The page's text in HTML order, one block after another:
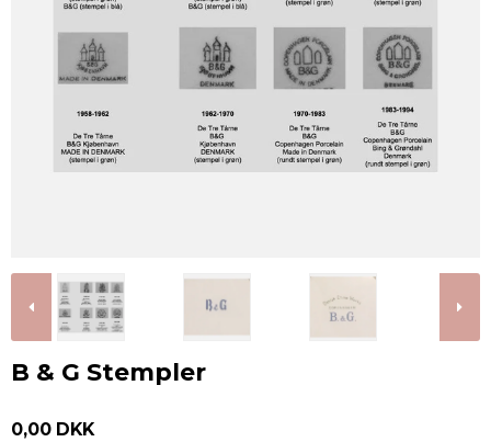
B & G Stempler
0,00 DKK